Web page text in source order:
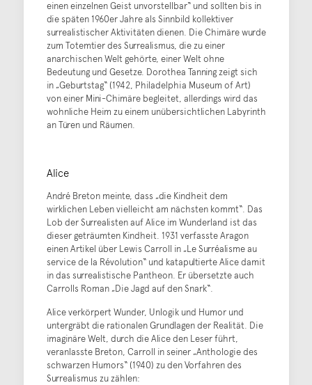
einen einzelnen Geist unvorstellbar“ und sollten bis in
die späten 1960er Jahre als Sinnbild kollektiver
surrealistischer Aktivitäten dienen. Die Chimäre wurde
zum Totemtier des Surrealismus, die zu einer
anarchischen Welt gehörte, einer Welt ohne
Bedeutung und Gesetze. Dorothea Tanning zeigt sich
in „Geburtstag“ (1942, Philadelphia Museum of Art)
von einer Mini-Chimäre begleitet, allerdings wird das
wohnliche Heim zu einem unübersichtlichen Labyrinth
an Türen und Räumen.
Alice
André Breton meinte, dass „die Kindheit dem
wirklichen Leben vielleicht am nächsten kommt“. Das
Lob der Surrealisten auf Alice im Wunderland ist das
dieser geträumten Kindheit. 1931 verfasste Aragon
einen Artikel über Lewis Carroll in „Le Surréalisme au
service de la Révolution“ und katapultierte Alice damit
in das surrealistische Pantheon. Er übersetzte auch
Carrolls Roman „Die Jagd auf den Snark“.
Alice verkörpert Wunder, Unlogik und Humor und
untergräbt die rationalen Grundlagen der Realität. Die
imaginäre Welt, durch die Alice den Leser führt,
veranlasste Breton, Carroll in seiner „Anthologie des
schwarzen Humors“ (1940) zu den Vorfahren des
Surrealismus zu zählen: